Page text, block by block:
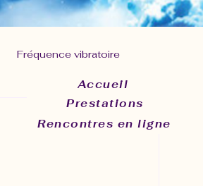
Fréquence vibratoire
Prestations
Accueil
Rencontres en ligne